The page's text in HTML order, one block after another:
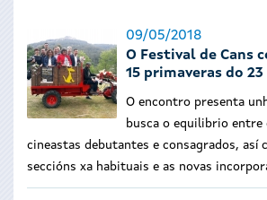
09/05/2018
O Festival de Cans
15 primaveras do
O encontro presenta
busca o equilibrio entre
cineastas debutantes e consagrados, así
seccións xa habituais e as novas